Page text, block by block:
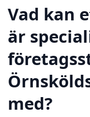
Vad kan
är
med?